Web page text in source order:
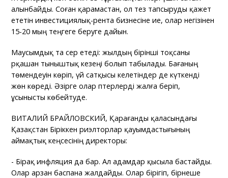
алынбайды. Соған қарамастан, ол тез тапсыруды қажет
ететін инвестициялық-рента бизнесіне ие, олар негізінен
15-20 мың теңгеге беруге дайын.
Маусымдық та әсер етеді: жылдың бірінші тоқсаны
әрқашан тыныштық кезеңі болып табылады. Бағаның
төмендеуін көріп, үй сатқысы келетіндер де күткенді
жөн көреді. Әзірге олар пәтерлерді жалға беріп,
ұсынысты көбейтуде.
ВИТАЛИЙ БРАЙЛОВСКИЙ, Қарағанды қаласындағы
Қазақстан Біріккен риэлторлар қауымдастығының
аймақтық кеңсесінің директоры:
- Бірақ инфляция да бар. Ал адамдар қысыла бастайды.
Олар арзан баспана жалдайды. Олар бірігіп, бірнеше